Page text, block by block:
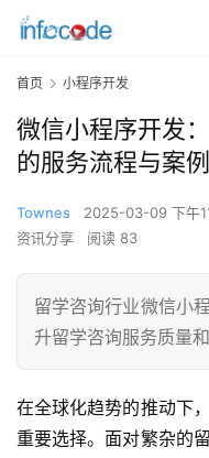
首页 小程序开发
微信小程序开发
的服务流程与案
Townes 2025-03-09 下午
资讯分享
阅读 83
留学咨询行业微信小
升留学咨询服务质量
在全球化趋势的推动下
重要选择。面对繁杂的